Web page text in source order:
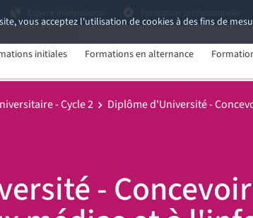
vous acceptez l'utilisation de cookies à des fins de
initiales Formations en alternance
- Cycle 2 Diplôme d'Université -
-